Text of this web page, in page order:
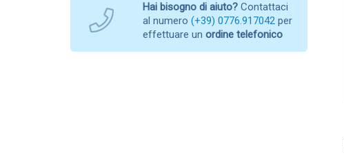
Hai bisogno di aiuto? Contattaci
al numero (+39) 0776.917042 per
effettuare un ordine telefonico